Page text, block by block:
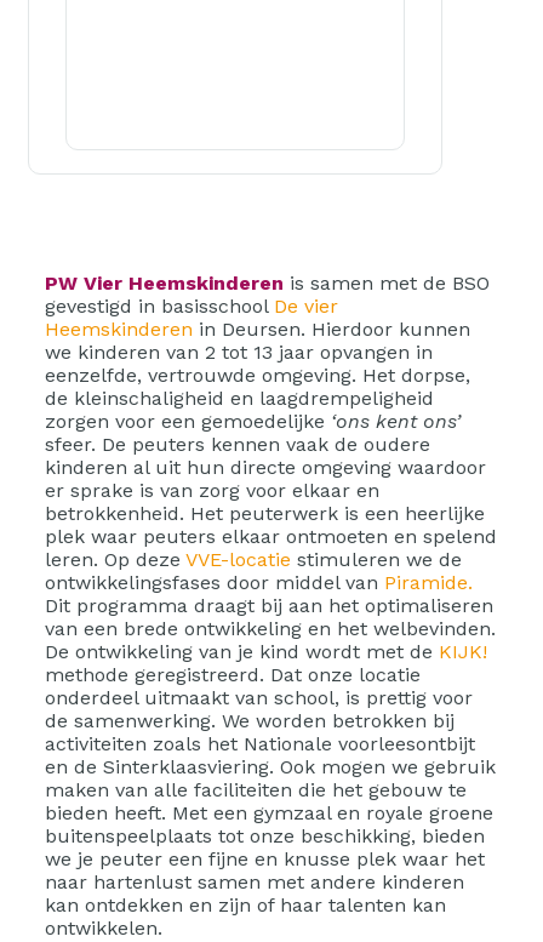
PW Vier Heemskinderen is samen met de BSO
gevestigd in basisschool De vier
Heemskinderen in Deursen. Hierdoor kunnen
we kinderen van 2 tot 13 jaar opvangen in
eenzelfde, vertrouwde omgeving. Het dorpse,
de kleinschaligheid en laagdrempeligheid
zorgen voor een gemoedelijke ‘ons kent ons’
sfeer. De peuters kennen vaak de oudere
kinderen al uit hun directe omgeving waardoor
er sprake is van zorg voor elkaar en
betrokkenheid. Het peuterwerk is een heerlijke
plek waar peuters elkaar ontmoeten en spelend
leren. Op deze VVE-locatie stimuleren we de
ontwikkelingsfases door middel van Piramide.
Dit programma draagt bij aan het optimaliseren
van een brede ontwikkeling en het welbevinden.
De ontwikkeling van je kind wordt met de KIJK!
methode geregistreerd. Dat onze locatie
onderdeel uitmaakt van school, is prettig voor
de samenwerking. We worden betrokken bij
activiteiten zoals het Nationale voorleesontbijt
en de Sinterklaasviering. Ook mogen we gebruik
maken van alle faciliteiten die het gebouw te
bieden heeft. Met een gymzaal en royale groene
buitenspeelplaats tot onze beschikking, bieden
we je peuter een fijne en knusse plek waar het
naar hartenlust samen met andere kinderen
kan ontdekken en zijn of haar talenten kan
ontwikkelen.